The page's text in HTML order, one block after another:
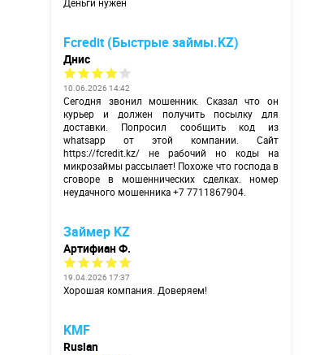
Fcredit (Быстрые займы.KZ)
Днис
10.06.2026 14:42
Сегодня звонил мошенник. Сказал что он
курьер и должен получить посылку для
доставки. Попросил сообщить код из
whatsapp от этой компании. Сайт
https://fcredit.kz/ не рабочий но коды на
микрозаймы рассылает! Похоже что господа в
сговоре в мошеннических сделках. номер
неудачного мошенника +7 7711867904.
Займер KZ
Артифиан Ф.
19.04.2026 17:37
Хорошая компания. Доверяем!
KMF
Ruslan